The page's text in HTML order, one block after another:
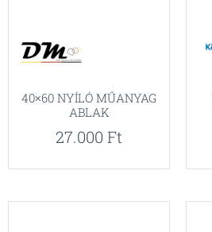
40×60 NYÍLÓ MŰANYAG
ABLAK
27.000 Ft